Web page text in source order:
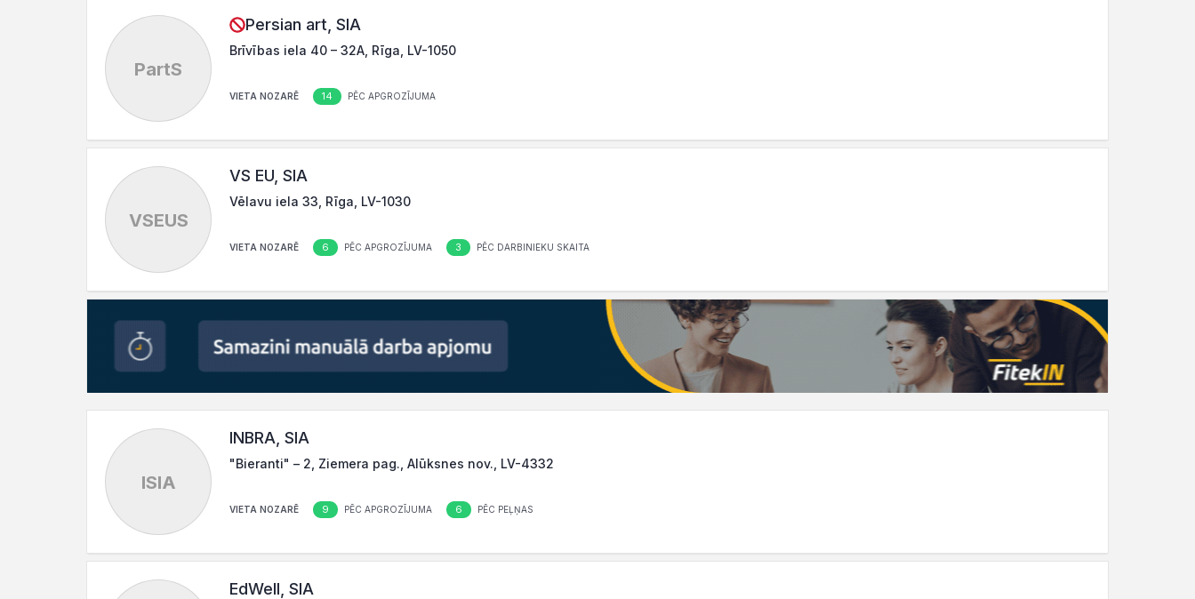
PartS
Persian art, SIA
Brīvības iela 40 – 32A, Rīga, LV-1050
VIETA NOZARĒ 14 PĒC APGROZĪJUMA
VSEUS
VS EU, SIA
Vēlavu iela 33, Rīga, LV-1030
VIETA NOZARĒ 6 PĒC APGROZĪJUMA 3 PĒC DARBINIEKU SKAITA
ISIA
INBRA, SIA
"Bieranti" – 2, Ziemera pag., Alūksnes nov., LV-4332
VIETA NOZARĒ 9 PĒC APGROZĪJUMA 6 PĒC PEĻŅAS
EdWell, SIA